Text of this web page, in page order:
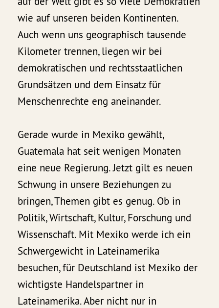
wie auf unseren beiden Kontinenten.
Auch wenn uns geographisch tausende
Kilometer trennen, liegen wir bei
demokratischen und rechtsstaatlichen
Grundsätzen und dem Einsatz für
Menschenrechte eng aneinander.
Gerade wurde in Mexiko gewählt,
Guatemala hat seit wenigen Monaten
eine neue Regierung. Jetzt gilt es neuen
Schwung in unsere Beziehungen zu
bringen, Themen gibt es genug. Ob in
Politik, Wirtschaft, Kultur, Forschung und
Wissenschaft. Mit Mexiko werde ich ein
Schwergewicht in Lateinamerika
besuchen, für Deutschland ist Mexiko der
wichtigste Handelspartner in
Lateinamerika. Aber nicht nur in